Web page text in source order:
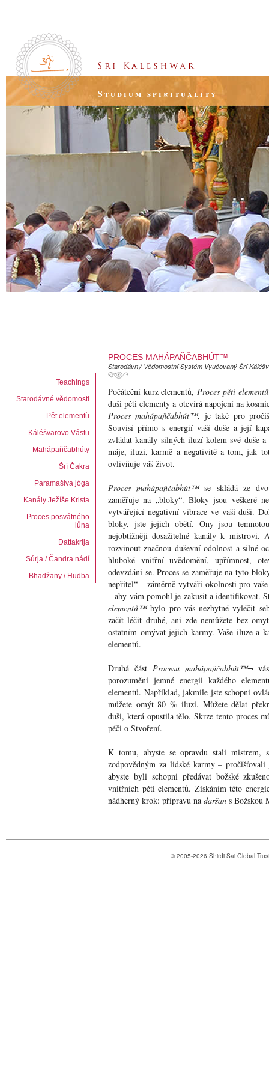
Studium spirituality
PROCES MAHÁPAŇČABHÚT™
Starodávný Vědomostní Systém Vyučovaný Šrí
Počáteční kurz elementů,Proces pěti
duši pěti elementy a otevírá napojení na
Proces mahápaňčabhút™, je také pro
Souvisí přímo s energií vaší duše a její
zvládat kanály silných iluzí kolem své duše
máje, iluzi, karmě a negativitě a tom, jak
ovlivňuje váš život.
Proces mahápaňčabhút™se skládá ze
zaměřuje na „bloky“. Bloky jsou veškeré
vytvářející negativní vibrace ve vaší duši.
bloky, jste jejich obětí. Ony jsou
nejobtížněji dosažitelné kanály k mistrovi.
rozvinout značnou duševní odolnost a silné
hluboké vnitřní uvědomění, upřímnost,
odevzdání se. Proces se zaměřuje na tyto
nepřítel“ – záměrně vytváří okolnosti pro
– aby vám pomohl je zakusit a identifikovat.
elementů™bylo pro vás nezbytné vyléčit
začít léčit druhé, ani zde nemůžete bez
ostatním omývat jejich karmy. Vaše iluze a
elementů.
Druhá část Procesu mahápaňčabhút™¬
porozumění jemné energii každého
elementů. Například, jakmile jste schopni
můžete omýt 80 % iluzí. Můžete dělat
duši, která opustila tělo. Skrze tento proces
péči o Stvoření.
K tomu, abyste se opravdu stali mistrem,
zodpovědným za lidské karmy –
abyste byli schopni předávat božské
vnitřních pěti elementů. Získáním této
nádherný krok: přípravu na daršan s Božskou
Teachings
Starodávné vědomosti
Pět elementů
Káléšvarovo Vástu
Mahápaňčabhúty
Šrí Čakra
Paramašiva jóga
Kanály Ježíše Krista
Proces posvátného
lůna
Dattakrija
Súrja / Čandra nádí
Bhadžany / Hudba
© 2005-2026 Shirdi Sai Global